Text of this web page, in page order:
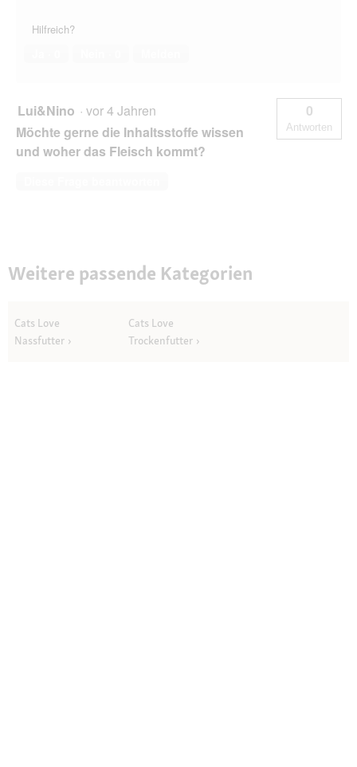
Hilfreich?
Lui&Nino · vor 4 Jahren
Möchte gerne die Inhaltsstoffe wissen
und woher das Fleisch kommt?
0
Antworten
Weitere passende Kategorien
Cats Love
Nassfutter
Cats Love
Trockenfutter